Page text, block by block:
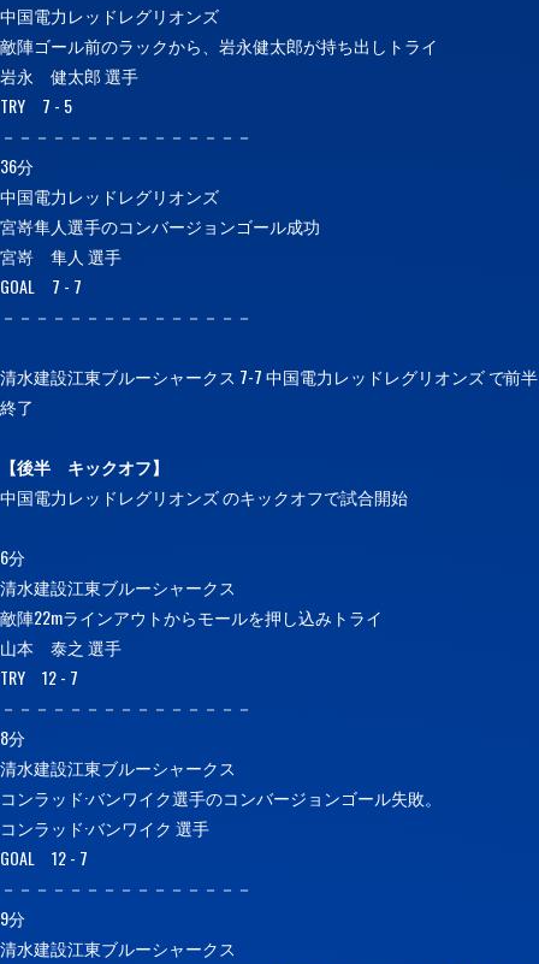
中国電力レッドレグリオンズ
敵陣ゴール前のラックから、岩永健太郎が持ち出しトライ
岩永 健太郎 選手
TRY 7 - 5
－－－－－－－－－－－－－－－
36分
中国電力レッドレグリオンズ
宮嵜隼人選手のコンバージョンゴール成功
宮嵜 隼人 選手
GOAL 7 - 7
－－－－－－－－－－－－－－－
清水建設江東ブルーシャークス 7-7 中国電力レッドレグリオンズ で前半
終了
【後半
キックオフ】
中国電力レッドレグリオンズ のキックオフで試合開始
6分
清水建設江東ブルーシャークス
敵陣22mラインアウトからモールを押し込みトライ
山本 泰之 選手
TRY 12 - 7
－－－－－－－－－－－－－－－
8分
清水建設江東ブルーシャークス
コンラッド·バンワイク選手のコンバージョンゴール失敗。
コンラッド·バンワイク 選手
GOAL 12 - 7
－－－－－－－－－－－－－－－
9分
清水建設江東ブルーシャークス